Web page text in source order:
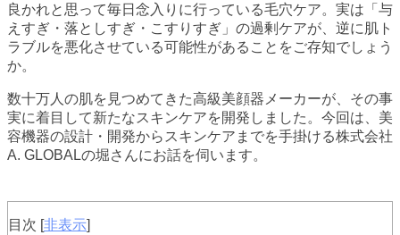
良かれと思って毎日念入りに行っている毛穴ケア。実は「与
えすぎ・落としすぎ・こすりすぎ」の過剰ケアが、逆に肌ト
ラブルを悪化させている可能性があることをご存知でしょう
か。
数十万人の肌を見つめてきた高級美顔器メーカーが、その事
実に着目して新たなスキンケアを開発しました。今回は、美
容機器の設計・開発からスキンケアまでを手掛ける株式会社
A. GLOBALの堀さんにお話を伺います。
目次 [非表示]